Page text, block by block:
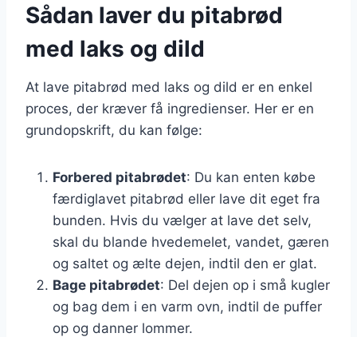
Sådan laver du pitabrød
med laks og dild
At lave pitabrød med laks og dild er en enkel
proces, der kræver få ingredienser. Her er en
grundopskrift, du kan følge:
Forbered pitabrødet: Du kan enten købe
færdiglavet pitabrød eller lave dit eget fra
bunden. Hvis du vælger at lave det selv,
skal du blande hvedemelet, vandet, gæren
og saltet og ælte dejen, indtil den er glat.
Bage pitabrødet: Del dejen op i små kugler
og bag dem i en varm ovn, indtil de puffer
op og danner lommer.